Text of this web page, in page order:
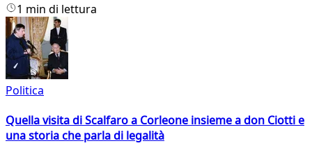
1 min di lettura
Politica
Quella visita di Scalfaro a Corleone insieme a don Ciotti e
una storia che parla di legalità